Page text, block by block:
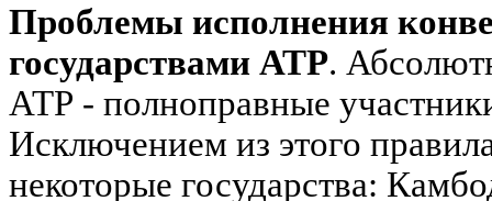
Проблемы исполнения
государствами АТР.
АТР - полноправные
Исключением из этого
некоторые государства: